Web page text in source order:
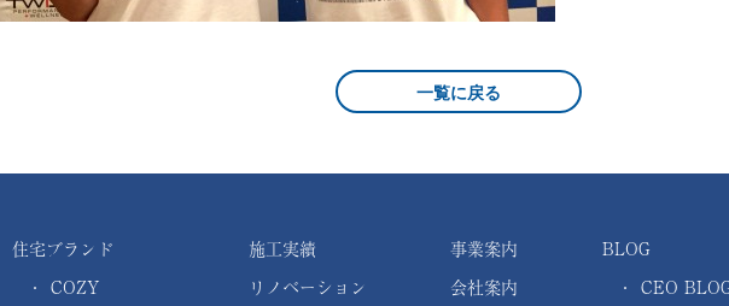
一覧に戻る
住宅ブランド
・ COZY
施工実績
リノベーション
事業案内
会社案内
BLOG
・ CEO